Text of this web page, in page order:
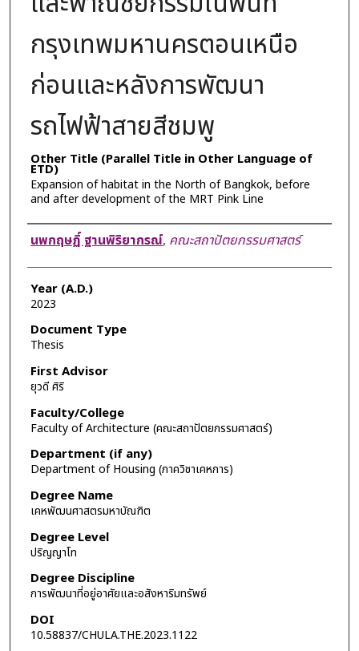
กรุงเทพมหานครตอนเหนือ
ก่อนและหลังการพัฒนา
รถไฟฟ้าสายสีชมพู
Other Title (Parallel Title in Other Language of
ETD)
Expansion of habitat in the North of Bangkok, before
and after development of the MRT Pink Line
Author
นพกฤษฏิ์ ฐานพิริยากรณ์, คณะสถาปัตยกรรมศาสตร์
Year (A.D.)
2023
Document Type
Thesis
First Advisor
ยุวดี ศิริ
Faculty/College
Faculty of Architecture (คณะสถาปัตยกรรมศาสตร์)
Department (if any)
Department of Housing (ภาควิชาเคหการ)
Degree Name
เคหพัฒนศาสตรมหาบัณฑิต
Degree Level
ปริญญาโท
Degree Discipline
การพัฒนาที่อยู่อาศัยและอสังหาริมทรัพย์
DOI
10.58837/CHULA.THE.2023.1122